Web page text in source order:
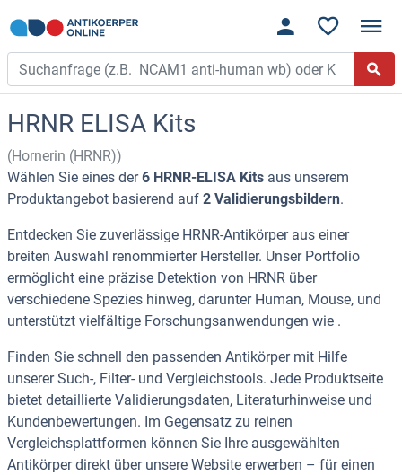
HRNR ELISA Kits
(Hornerin (HRNR))
Wählen Sie eines der6 HRNR-ELISA Kits aus unserem
Produktangebot basierend auf 2 Validierungsbildern.
Entdecken Sie zuverlässige HRNR-Antikörper aus einer
breiten Auswahl renommierter Hersteller. Unser Portfolio
ermöglicht eine präzise Detektion von HRNR über
verschiedene Spezies hinweg, darunter Human, Mouse, und
unterstützt vielfältige Forschungsanwendungen wie .
Finden Sie schnell den passenden Antikörper mit Hilfe
unserer Such-, Filter- und Vergleichstools. Jede Produktseite
bietet detaillierte Validierungsdaten, Literaturhinweise und
Kundenbewertungen. Im Gegensatz zu reinen
Vergleichsplattformen können Sie Ihre ausgewählten
Antikörper direkt über unsere Website erwerben – für einen